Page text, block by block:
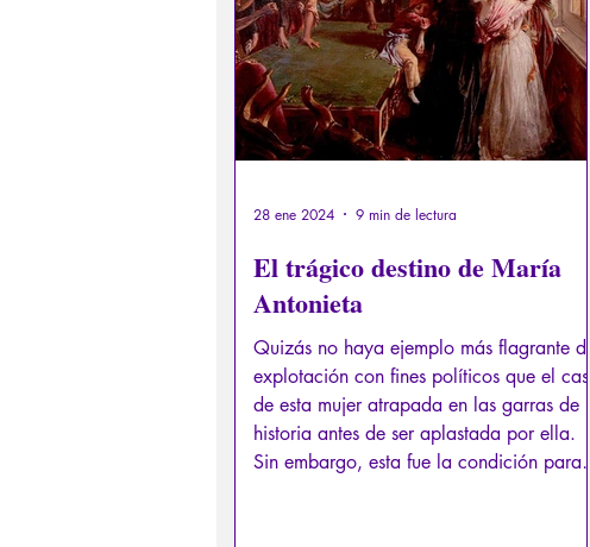
El trágico destino de María
Antonieta
Quizás no haya ejemplo más flagrante de
explotación con fines políticos que el caso
de esta mujer atrapada en las garras de la
historia antes de ser aplastada por ella.
Sin embargo, esta fue la condición para
28 ene 2024 9 min de lectura